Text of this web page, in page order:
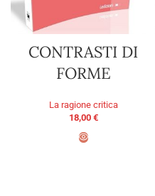
CONTRASTI DI
FORME
La ragione critica
18,00 €